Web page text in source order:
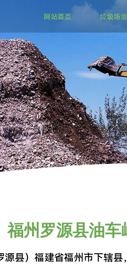
网站首页 垃圾场
福州罗源县油车
源县）福建省福州市下辖